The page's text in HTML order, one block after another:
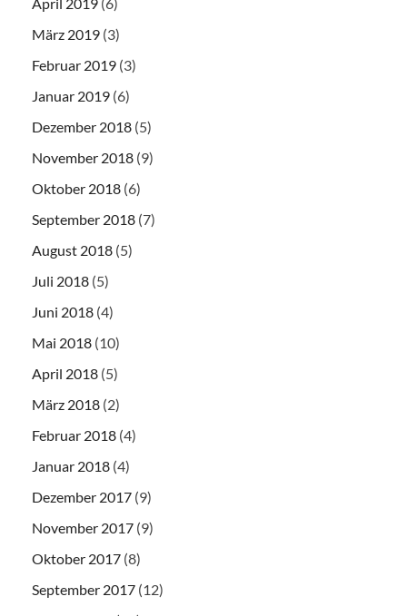
März 2019 (3)
Februar 2019 (3)
Januar 2019 (6)
Dezember 2018 (5)
November 2018 (9)
Oktober 2018 (6)
September 2018 (7)
August 2018 (5)
Juli 2018 (5)
Juni 2018 (4)
Mai 2018 (10)
April 2018 (5)
März 2018 (2)
Februar 2018 (4)
Januar 2018 (4)
Dezember 2017 (9)
November 2017 (9)
Oktober 2017 (8)
September 2017 (12)